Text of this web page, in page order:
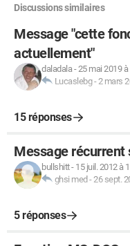
Discussions similaires
Message "cette
actuellement"
daladala -25 mai 2019 à
Lucaslebg-2 mars
15 réponses
Message récurrent
bullshitt- 15 juil. 2012 à
ghsi med-26 sept.
5 réponses